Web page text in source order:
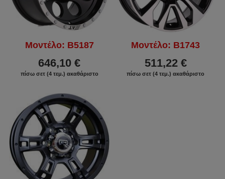
Μοντέλο: B5187
646,10 €
πίσω σετ (4 τεμ.) ακαθάριστο
Μοντέλο: B1743
511,22 €
πίσω σετ (4 τεμ.) ακαθάριστο